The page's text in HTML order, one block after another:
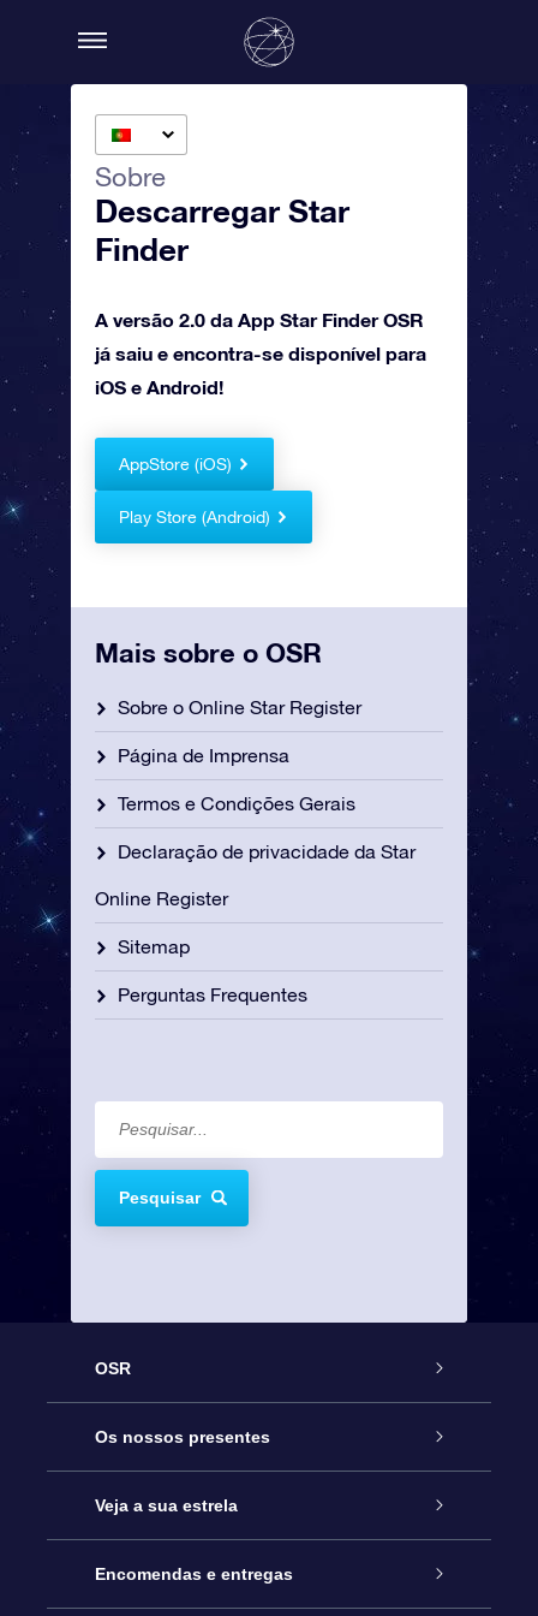
Sobre
Descarregar Star
Finder
A versão 2.0 da App Star Finder OSR
já saiu e encontra-se disponível para
iOS e Android!
AppStore (iOS)
Play Store (Android)
Mais sobre o OSR
Sobre o Online Star Register
Página de Imprensa
Termos e Condições Gerais
Declaração de privacidade da Star
Online Register
Sitemap
Perguntas Frequentes
Pesquisar
OSR
Serviço
Contactos
O Blog
Os nossos presentes
Prenda Star Online
Pacote Prenda OSR
Veja a sua estrela
Registo de Estrela
Encomendas e entregas